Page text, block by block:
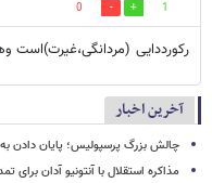
1
0
رکورددایی
آخرین اخبار
چالش بزرگ پرسپولیس؛ پایان دادن
مذاکره استقلال با آنتونیو آدان برای